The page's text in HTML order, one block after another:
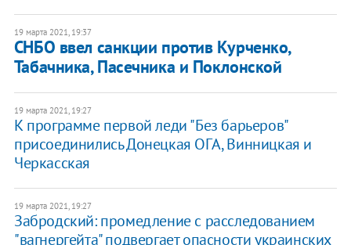
19 марта 2021, 19:37
СНБО ввел санкции против Курченко,
Табачника, Пасечника и Поклонской
19 марта 2021, 19:27
К программе первой леди "Без барьеров"
присоединились Донецкая ОГА, Винницкая и
Черкасская
19 марта 2021, 19:27
Забродский: промедление с расследованием
"вагнергейта" подвергает опасности украинских